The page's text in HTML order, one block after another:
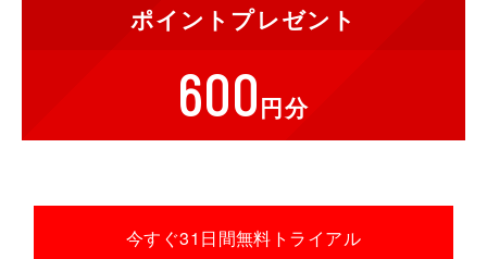
検索ボタンからライブ名で検索し、ご覧になりたいラ
イブを選択。
ポイント プレゼント
600円分
今すぐ31日間無料トライアル